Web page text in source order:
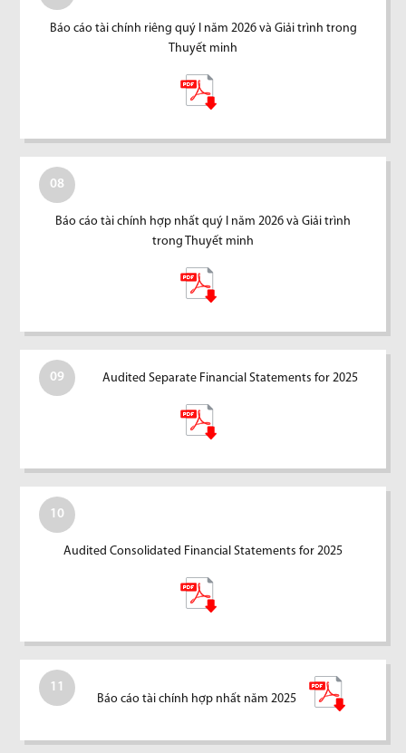
Báo cáo tài chính riêng quý I năm 2026 và Giải trình trong
Thuyết minh
08
Báo cáo tài chính hợp nhất quý I năm 2026 và Giải trình
trong Thuyết minh
09 Audited Separate Financial Statements for 2025
10
Audited Consolidated Financial Statements for 2025
11
Báo cáo tài chính hợp nhất năm 2025